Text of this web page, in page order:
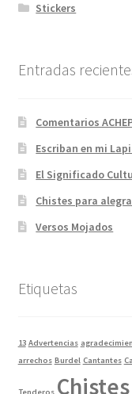
Stickers
Entradas
Comentarios
Escriban en mi
El Significado
Chistes para
Versos Mojados
Etiquetas
13 Advertencias
arrechos Burdel Cantantes
Chistes